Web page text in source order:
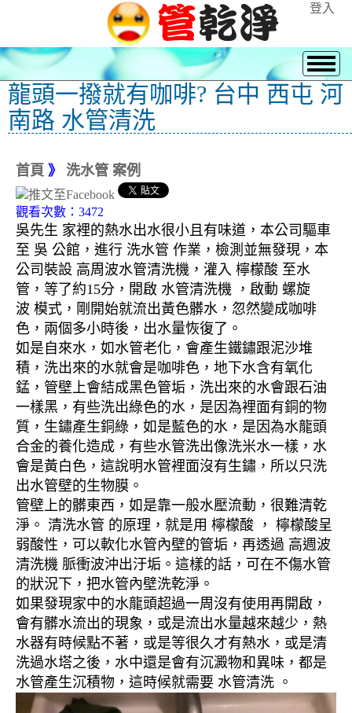
登入
龍頭一撥就有咖啡? 台中 西屯 河
南路 水管清洗
首頁 》 洗水管 案例
觀看次數：3472
吳先生 家裡的熱水出水很小且有味道，本公司驅車
至 吳 公館，進行 洗水管 作業，檢測並無發現，本
公司裝設 高周波水管清洗機，灌入 檸檬酸 至水
管，等了約15分，開啟 水管清洗機 ，啟動 螺旋
波 模式，剛開始就流出黃色髒水，忽然變成咖啡
色，兩個多小時後，出水量恢復了。
如是自來水，如水管老化，會產生鐵鏽跟泥沙堆
積，洗出來的水就會是咖啡色，地下水含有氧化
錳，管壁上會結成黑色管垢，洗出來的水會跟石油
一樣黑，有些洗出綠色的水，是因為裡面有銅的物
質，生鏽產生銅綠，如是藍色的水，是因為水龍頭
合金的養化造成，有些水管洗出像洗米水一樣，水
會是黃白色，這說明水管裡面沒有生鏽，所以只洗
出水管壁的生物膜。
管壁上的髒東西，如是靠一般水壓流動，很難清乾
淨。 清洗水管 的原理，就是用 檸檬酸 ， 檸檬酸呈
弱酸性，可以軟化水管內壁的管垢，再透過 高週波
清洗機 脈衝波沖出汙垢。這樣的話，可在不傷水管
的狀況下，把水管內壁洗乾淨。
如果發現家中的水龍頭超過一周沒有使用再開啟，
會有髒水流出的現象，或是流出水量越來越少，熱
水器有時候點不著，或是等很久才有熱水，或是清
洗過水塔之後，水中還是會有沉澱物和異味，都是
水管產生沉積物，這時候就需要 水管清洗 。